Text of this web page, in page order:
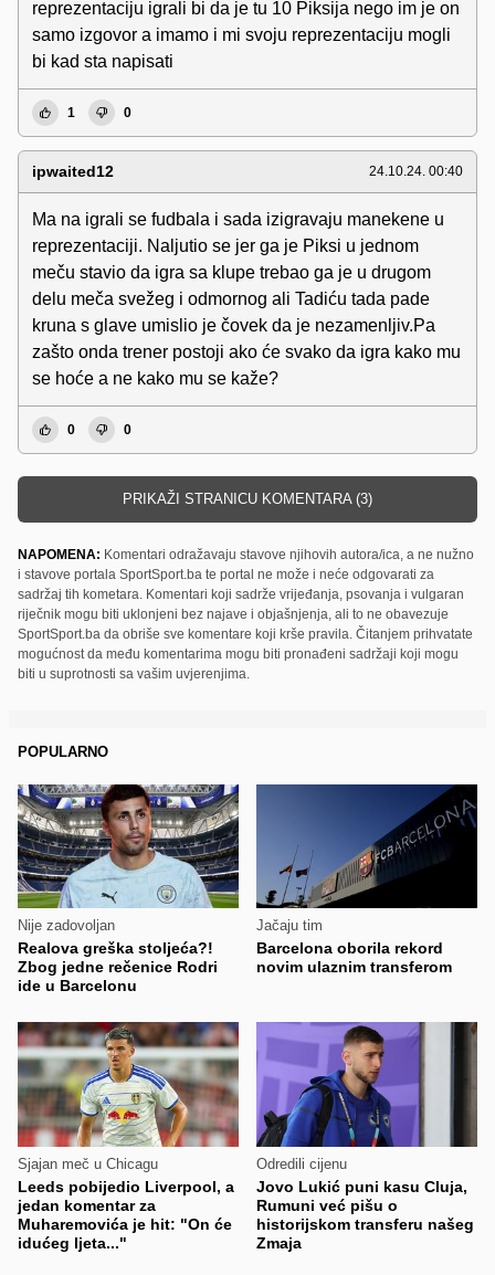
reprezentaciju igrali bi da je tu 10 Piksija nego im je on
samo izgovor a imamo i mi svoju reprezentaciju mogli
bi kad sta napisati
1 0
ipwaited12 24.10.24. 00:40
Ma na igrali se fudbala i sada izigravaju manekene u
reprezentaciji. Naljutio se jer ga je Piksi u jednom
meču stavio da igra sa klupe trebao ga je u drugom
delu meča svežeg i odmornog ali Tadiću tada pade
kruna s glave umislio je čovek da je nezamenljiv.Pa
zašto onda trener postoji ako će svako da igra kako mu
se hoće a ne kako mu se kaže?
0 0
PRIKAŽI STRANICU KOMENTARA (3)
NAPOMENA: Komentari odražavaju stavove njihovih autora/ica, a ne nužno
i stavove portala SportSport.ba te portal ne može i neće odgovarati za
sadržaj tih kometara. Komentari koji sadrže vrijeđanja, psovanja i vulgaran
riječnik mogu biti uklonjeni bez najave i objašnjenja, ali to ne obavezuje
SportSport.ba da obriše sve komentare koji krše pravila. Čitanjem prihvatate
mogućnost da među komentarima mogu biti pronađeni sadržaji koji mogu
biti u suprotnosti sa vašim uvjerenjima.
POPULARNO
Nije zadovoljan
Realova greška stoljeća?!
Zbog jedne rečenice Rodri
ide u Barcelonu
Jačaju tim
Barcelona oborila rekord
novim ulaznim transferom
Sjajan meč u Chicagu
Leeds pobijedio Liverpool, a
jedan komentar za
Muharemovića je hit: "On će
idućeg ljeta..."
Odredili cijenu
Jovo Lukić puni kasu Cluja,
Rumuni već pišu o
historijskom transferu našeg
Zmaja